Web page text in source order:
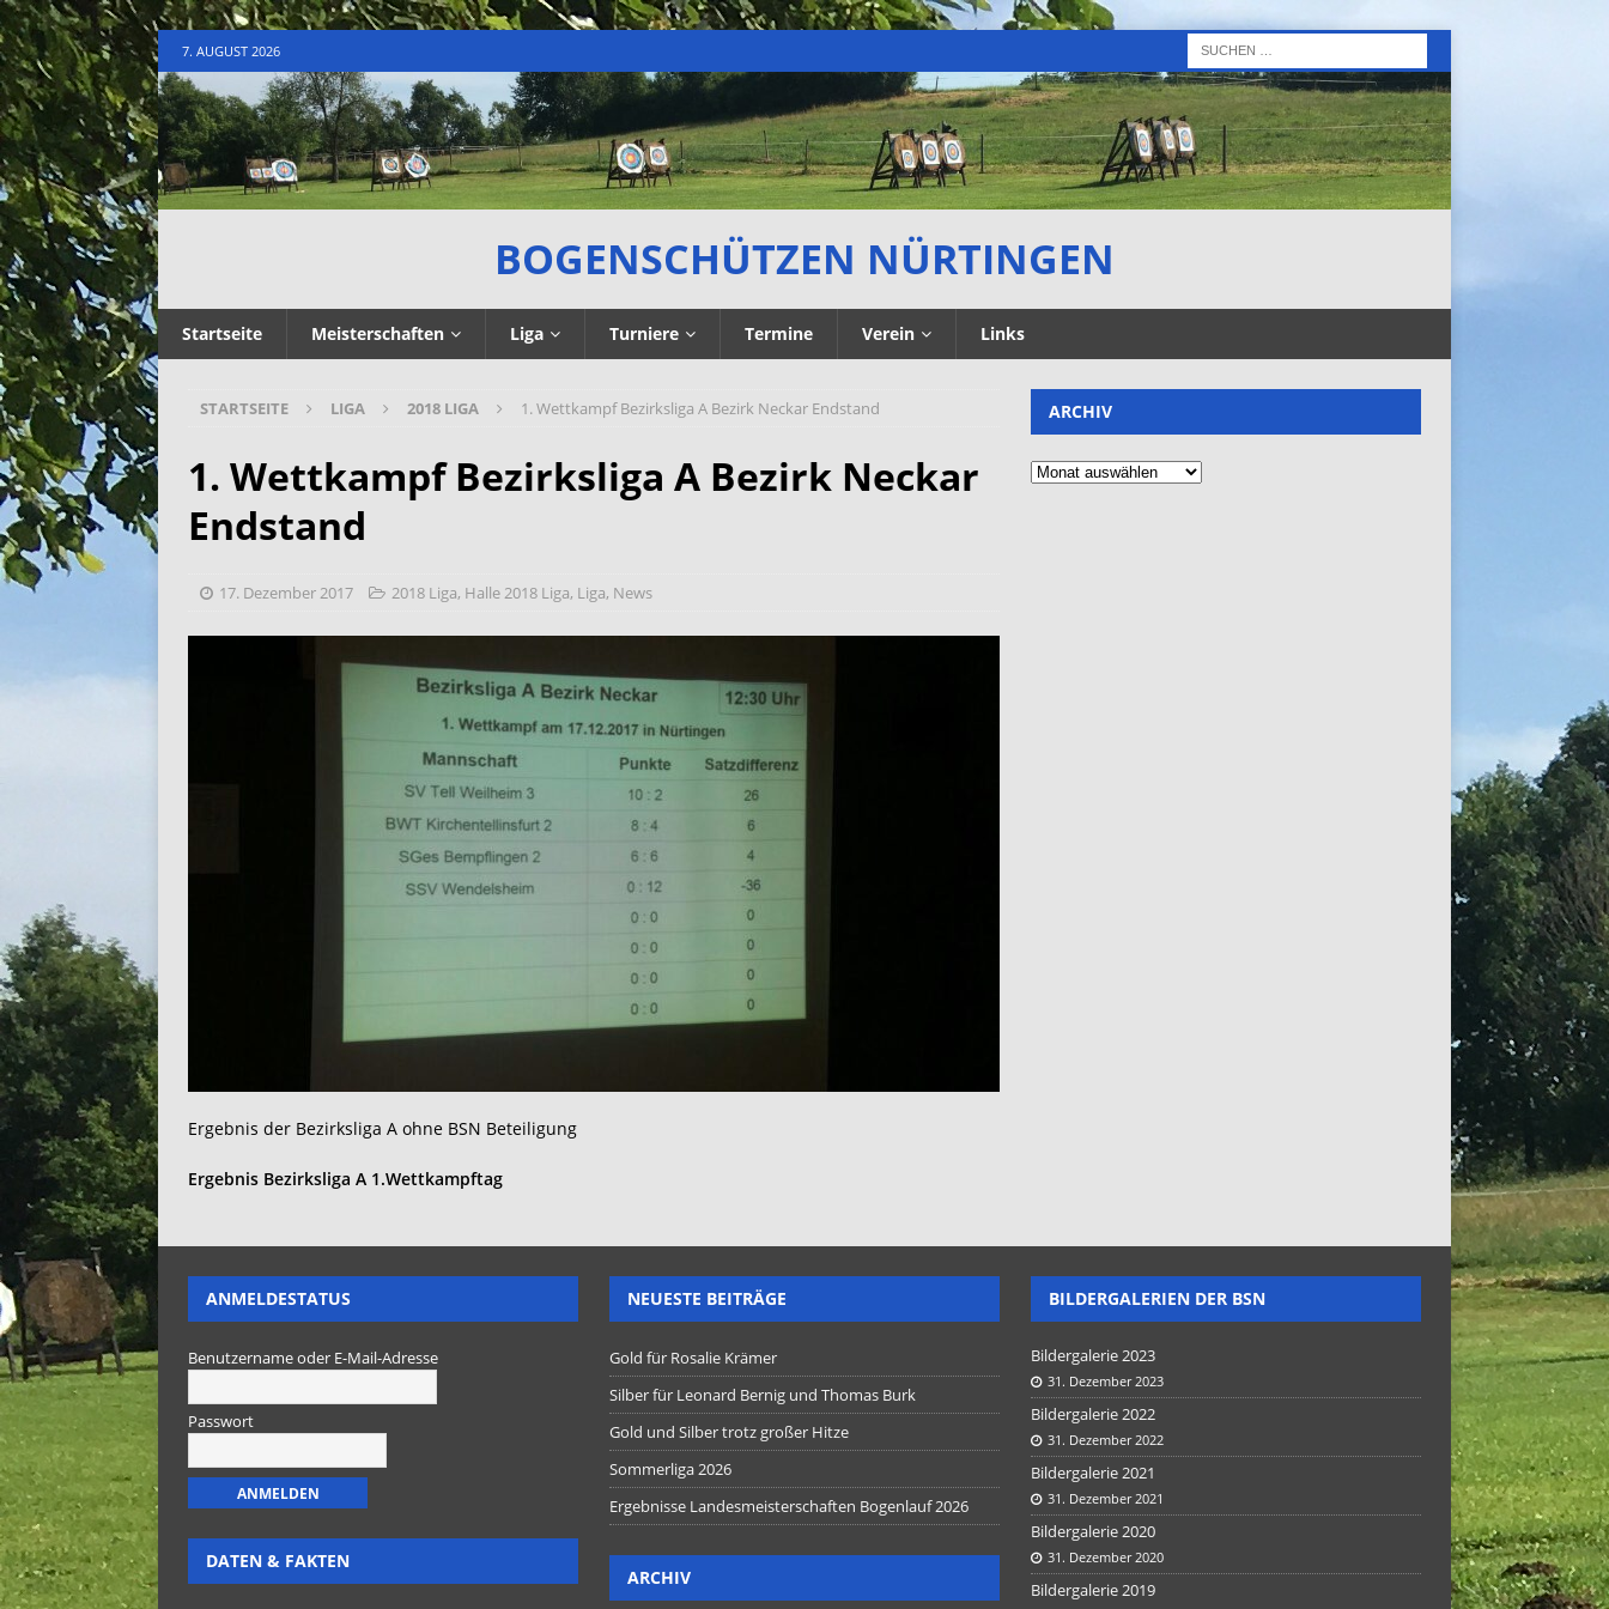
7. AUGUST 2026
BOGENSCHÜTZEN NÜRTINGEN
Startseite Meisterschaften Liga Turniere Termine Verein Links
STARTSEITE LIGA 2018 LIGA 1. Wettkampf Bezirksliga A Bezirk Neckar Endstand
1. Wettkampf Bezirksliga A Bezirk Neckar
Endstand
17. Dezember 2017 2018 Liga, Halle 2018 Liga, Liga, News
Ergebnis der Bezirksliga A ohne BSN Beteiligung
Ergebnis Bezirksliga A 1.Wettkampftag
ARCHIV
ANMELDESTATUS
Benutzername oder E-Mail-Adresse
Passwort
DATEN & FAKTEN
NEUESTE BEITRÄGE
Gold für Rosalie Krämer
Silber für Leonard Bernig und Thomas Burk
Gold und Silber trotz großer Hitze
Sommerliga 2026
Ergebnisse Landesmeisterschaften Bogenlauf 2026
ARCHIV
BILDERGALERIEN DER BSN
Bildergalerie 2023
31. Dezember 2023
Bildergalerie 2022
31. Dezember 2022
Bildergalerie 2021
31. Dezember 2021
Bildergalerie 2020
31. Dezember 2020
Bildergalerie 2019